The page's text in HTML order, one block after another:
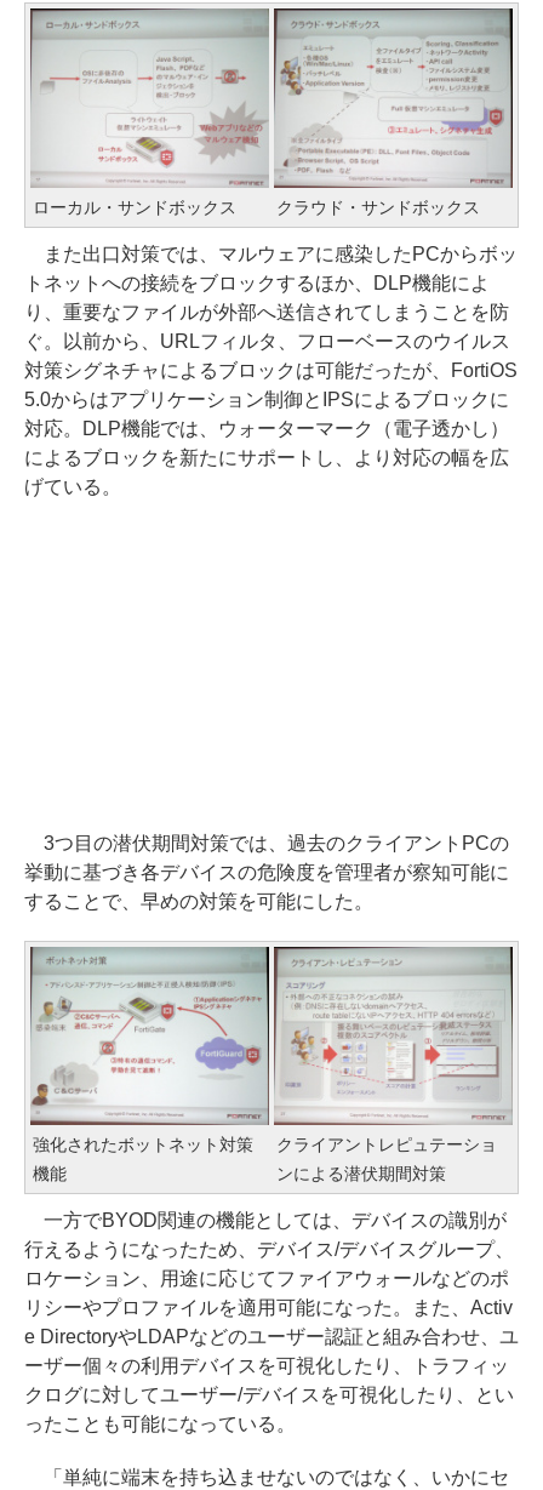
ローカル・サンドボックス クラウド・サンドボックス
また出口対策では、マルウェアに感染したPCからボッ
トネットへの接続をブロックするほか、DLP機能によ
り、重要なファイルが外部へ送信されてしまうことを防
ぐ。以前から、URLフィルタ、フローベースのウイルス
対策シグネチャによるブロックは可能だったが、FortiOS
5.0からはアプリケーション制御とIPSによるブロックに
対応。DLP機能では、ウォーターマーク（電子透かし）
によるブロックを新たにサポートし、より対応の幅を広
げている。
3つ目の潜伏期間対策では、過去のクライアントPCの
挙動に基づき各デバイスの危険度を管理者が察知可能に
することで、早めの対策を可能にした。
強化されたボットネット対策
機能
クライアントレピュテーショ
ンによる潜伏期間対策
一方でBYOD関連の機能としては、デバイスの識別が
行えるようになったため、デバイス/デバイスグループ、
ロケーション、用途に応じてファイアウォールなどのポ
リシーやプロファイルを適用可能になった。また、Activ
e DirectoryやLDAPなどのユーザー認証と組み合わせ、ユ
ーザー個々の利用デバイスを可視化したり、トラフィッ
クログに対してユーザー/デバイスを可視化したり、とい
ったことも可能になっている。
「単純に端末を持ち込ませないのではなく、いかにセ